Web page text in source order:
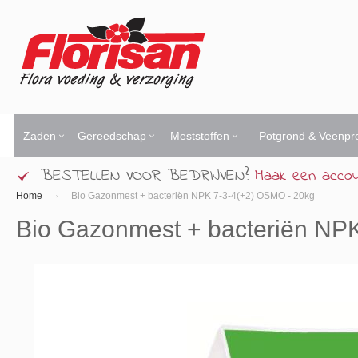
de
inhoud
Zaden Gereedschap Meststoffen Potgrond &
BESTELLEN VOOR BEDRIJVEN? Maak een
Home Bio Gazonmest + bacteriën NPK 7-3-4(+2) OSMO - 20kg
Bio Gazonmest + bacteriën